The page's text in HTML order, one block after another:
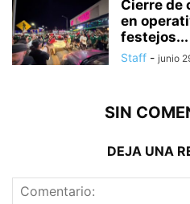
Cierre de
en
festejos...
Staff - junio
SIN
DEJA UNA